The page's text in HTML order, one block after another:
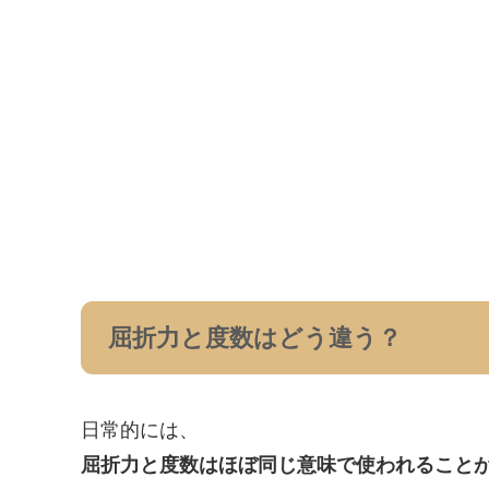
屈折力と度数はどう違う？
日常的には、
屈折力と度数はほぼ同じ意味で使われること